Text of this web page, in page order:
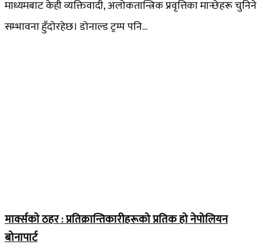
माध्यमबाट केही व्यक्तिवादी, अलोकतान्त्रिक प्रवृत्तिका मान्छेहरू चुनिने
सम्भावना हुँदोरहेछ। डोनाल्ड ट्रम्प पनि...
मार्क्सकाे ठहर : प्रतिक्रान्तिकारीहरूको प्रतिक हो नेपोलियन
बोनापार्ट